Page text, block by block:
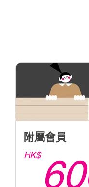
附屬會員
HK$